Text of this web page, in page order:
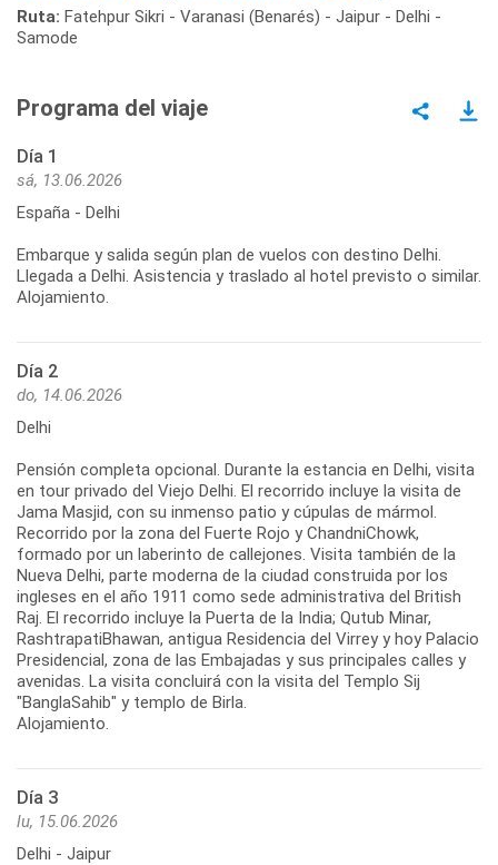
Ruta: Fatehpur Sikri - Varanasi (Benarés) - Jaipur - Delhi -
Samode
Programa del viaje
Día 1
sá, 13.06.2026
España - Delhi
Embarque y salida según plan de vuelos con destino Delhi.
Llegada a Delhi. Asistencia y traslado al hotel previsto o similar.
Alojamiento.
Día 2
do, 14.06.2026
Delhi
Pensión completa opcional. Durante la estancia en Delhi, visita
en tour privado del Viejo Delhi. El recorrido incluye la visita de
Jama Masjid, con su inmenso patio y cúpulas de mármol.
Recorrido por la zona del Fuerte Rojo y ChandniChowk,
formado por un laberinto de callejones. Visita también de la
Nueva Delhi, parte moderna de la ciudad construida por los
ingleses en el año 1911 como sede administrativa del British
Raj. El recorrido incluye la Puerta de la India; Qutub Minar,
RashtrapatiBhawan, antigua Residencia del Virrey y hoy Palacio
Presidencial, zona de las Embajadas y sus principales calles y
avenidas. La visita concluirá con la visita del Templo Sij
"BanglaSahib" y templo de Birla.
Alojamiento.
Día 3
lu, 15.06.2026
Delhi - Jaipur